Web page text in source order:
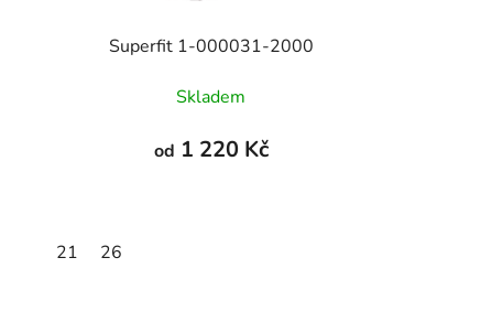
Superfit 1-000031-2000
Skladem
od 1 220 Kč
21 26